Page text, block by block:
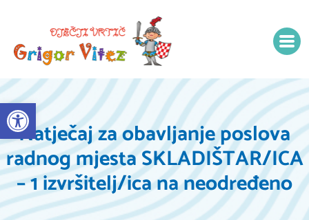
Open toolbar
Natječaj za obavljanje poslova
radnog mjesta SKLADIŠTAR/ICA
– 1 izvršitelj/ica na neodređeno